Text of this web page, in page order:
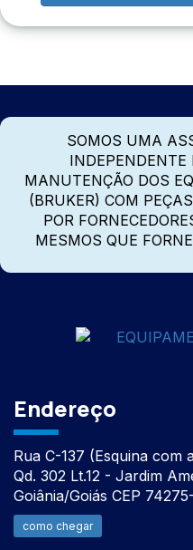
SOMOS UMA
MANUTENÇÃO DOS
(BRUKER) COM
POR
MESMOS QUE
Endereço
Rua C-137 (Esquina com
Qd. 302 Lt.12 - Jardim
Goiânia/Goiás CEP
como chegar